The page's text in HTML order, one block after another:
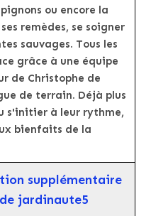
ou encore la
remèdes, se soigner
sauvages. Tous les
grâce à une équipe
de Christophe de
de terrain. Déjà plus
s'initier à leur rythme,
bienfaits de la
supplémentaire
jardinaute5